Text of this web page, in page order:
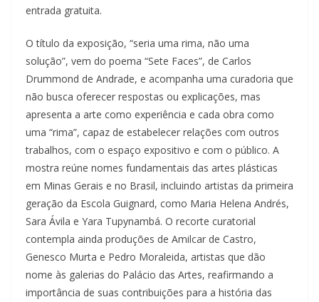
entrada gratuita.
O título da exposição, “seria uma rima, não uma
solução”, vem do poema “Sete Faces”, de Carlos
Drummond de Andrade, e acompanha uma curadoria que
não busca oferecer respostas ou explicações, mas
apresenta a arte como experiência e cada obra como
uma “rima”, capaz de estabelecer relações com outros
trabalhos, com o espaço expositivo e com o público. A
mostra reúne nomes fundamentais das artes plásticas
em Minas Gerais e no Brasil, incluindo artistas da primeira
geração da Escola Guignard, como Maria Helena Andrés,
Sara Ávila e Yara Tupynambá. O recorte curatorial
contempla ainda produções de Amilcar de Castro,
Genesco Murta e Pedro Moraleida, artistas que dão
nome às galerias do Palácio das Artes, reafirmando a
importância de suas contribuições para a história das